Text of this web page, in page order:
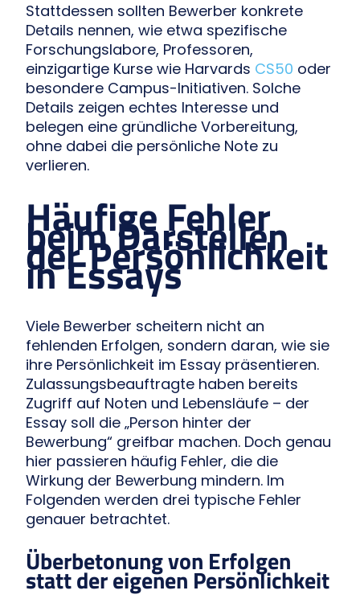
Stattdessen sollten Bewerber konkrete
Details nennen, wie etwa spezifische
Forschungslabore, Professoren,
einzigartige Kurse wie Harvards CS50 oder
besondere Campus-Initiativen. Solche
Details zeigen echtes Interesse und
belegen eine gründliche Vorbereitung,
ohne dabei die persönliche Note zu
verlieren.
Häufige Fehler
beim Darstellen
der Persönlichkeit
in Essays
Viele Bewerber scheitern nicht an
fehlenden Erfolgen, sondern daran, wie sie
ihre Persönlichkeit im Essay präsentieren.
Zulassungsbeauftragte haben bereits
Zugriff auf Noten und Lebensläufe – der
Essay soll die „Person hinter der
Bewerbung“ greifbar machen. Doch genau
hier passieren häufig Fehler, die die
Wirkung der Bewerbung mindern. Im
Folgenden werden drei typische Fehler
genauer betrachtet.
Überbetonung von Erfolgen
statt der eigenen Persönlichkeit